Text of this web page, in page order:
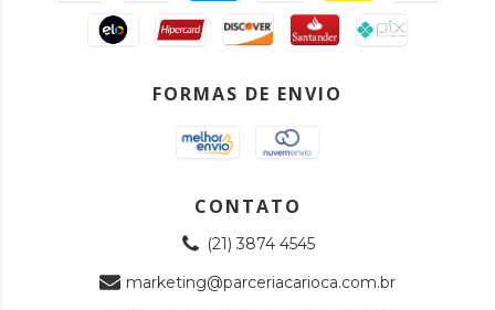
FORMAS DE ENVIO
CONTATO
(21) 3874 4545
marketing@parceriacarioca.com.br